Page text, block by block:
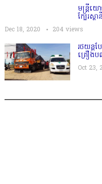
មន្ត្រីយ
ក្បែរស្
Dec 18, 2020 204 views
រថយន្ត
គ្រឿងប
Oct 23,